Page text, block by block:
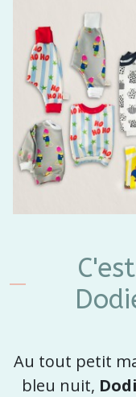
Au tout petit
bleu nuit,